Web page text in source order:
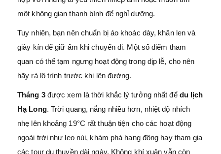
một không gian thanh bình để nghỉ dưỡng.
Tuy nhiên, bạn nên chuẩn bị áo khoác dày, khăn len và
giày kín để giữ ấm khi chuyển di. Một số điểm tham
quan có thể tạm ngưng hoạt động trong dịp lễ, cho nên
hãy rà lộ trình trước khi lên đường.
Tháng 3 được xem là thời khắc lý tưởng nhất để du lịch
Hạ Long. Trời quang, nắng nhiều hơn, nhiệt độ nhích
nhẹ lên khoảng 19°C rất thuận tiện cho các hoạt động
ngoài trời như leo núi, khám phá hang động hay tham gia
các tour du thuyền dài ngày. Không khí xuân vẫn còn